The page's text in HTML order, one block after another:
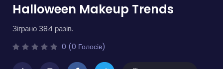
Halloween Makeup Trends
Зіграно 384 разів.
0 (0 Голосів)